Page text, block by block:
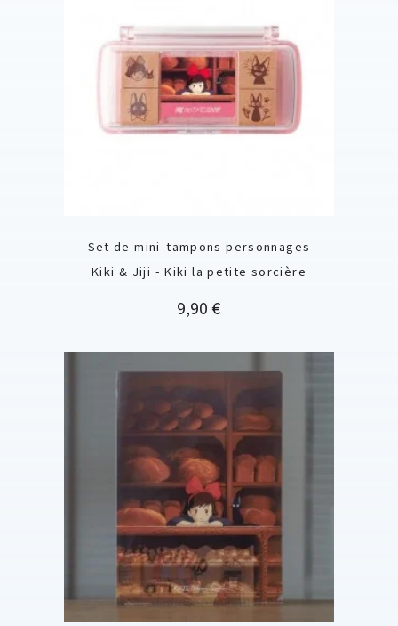
Set de mini-tampons personnages
Kiki & Jiji - Kiki la petite sorcière
Prix
9,90 €